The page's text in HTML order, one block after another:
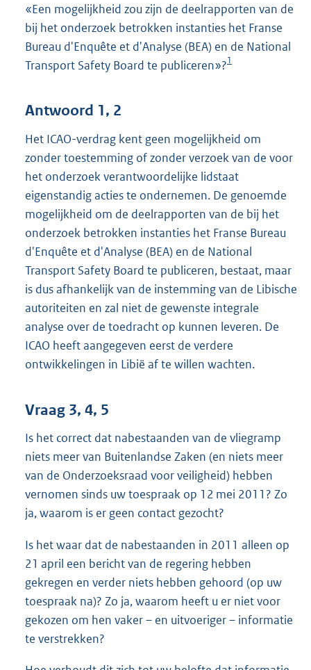
«Een mogelijkheid zou zijn de deelrapporten van de
bij het onderzoek betrokken instanties het Franse
Bureau d'Enquête et d'Analyse (BEA) en de National
Transport Safety Board te publiceren»?1
Antwoord 1, 2
Het ICAO-verdrag kent geen mogelijkheid om
zonder toestemming of zonder verzoek van de voor
het onderzoek verantwoordelijke lidstaat
eigenstandig acties te ondernemen. De genoemde
mogelijkheid om de deelrapporten van de bij het
onderzoek betrokken instanties het Franse Bureau
d'Enquête et d'Analyse (BEA) en de National
Transport Safety Board te publiceren, bestaat, maar
is dus afhankelijk van de instemming van de Libische
autoriteiten en zal niet de gewenste integrale
analyse over de toedracht op kunnen leveren. De
ICAO heeft aangegeven eerst de verdere
ontwikkelingen in Libië af te willen wachten.
Vraag 3, 4, 5
Is het correct dat nabestaanden van de vliegramp
niets meer van Buitenlandse Zaken (en niets meer
van de Onderzoeksraad voor veiligheid) hebben
vernomen sinds uw toespraak op 12 mei 2011? Zo
ja, waarom is er geen contact gezocht?
Is het waar dat de nabestaanden in 2011 alleen op
21 april een bericht van de regering hebben
gekregen en verder niets hebben gehoord (op uw
toespraak na)? Zo ja, waarom heeft u er niet voor
gekozen om hen vaker – en uitvoeriger – informatie
te verstrekken?